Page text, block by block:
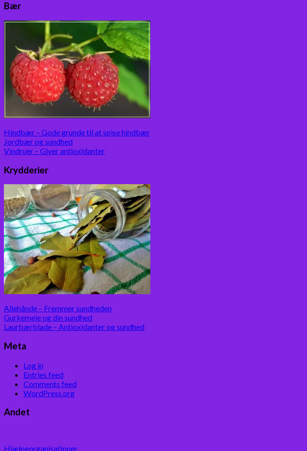
Bær
Hindbær – Gode grunde til at spise hindbær
Jordbær og sundhed
Vindruer – Giver antioxidanter
Krydderier
Allehånde – Fremmer sundheden
Gurkemeje og din sundhed
Laurbærblade – Antioxidanter og sundhed
Meta
Log in
Entries feed
Comments feed
WordPress.org
Andet
Hjælpeorganisationer